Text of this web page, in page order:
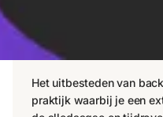
Het uitbesteden van
praktijk waarbij je een